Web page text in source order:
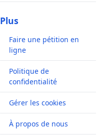
Plus
Faire une pétition en
ligne
Politique de
confidentialité
Gérer les cookies
À propos de nous